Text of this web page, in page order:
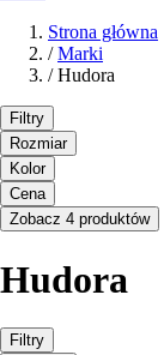
Strona główna
/ Marki
/ Hudora
Filtry
Rozmiar
Kolor
Cena
Zobacz 4 produktów
Hudora
Filtry